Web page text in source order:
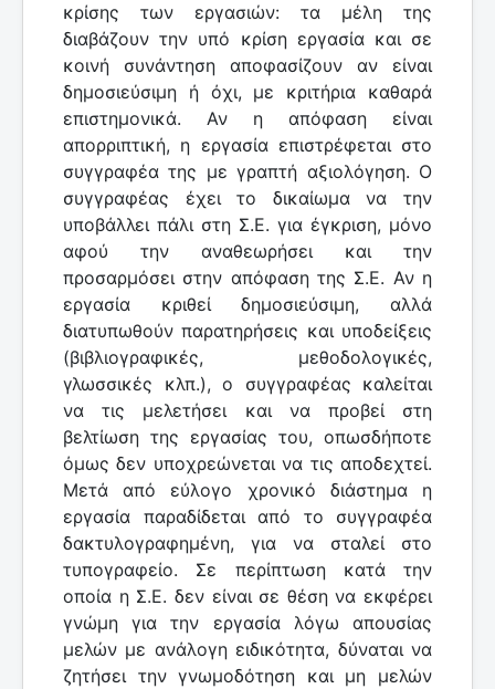
κρίσης των εργασιών: τα μέλη της
διαβάζουν την υπό κρίση εργασία και σε
κοινή συνάντηση αποφασίζουν αν είναι
δημοσιεύσιμη ή όχι, με κριτήρια καθαρά
επιστημονικά. Αν η απόφαση είναι
απορριπτική, η εργασία επιστρέφεται στο
συγγραφέα της με γραπτή αξιολόγηση. Ο
συγγραφέας έχει το δικαίωμα να την
υποβάλλει πάλι στη Σ.Ε. για έγκριση, μόνο
αφού την αναθεωρήσει και την
προσαρμόσει στην απόφαση της Σ.Ε. Αν η
εργασία κριθεί δημοσιεύσιμη, αλλά
διατυπωθούν παρατηρήσεις και υποδείξεις
(βιβλιογραφικές, μεθοδολογικές,
γλωσσικές κλπ.), ο συγγραφέας καλείται
να τις μελετήσει και να προβεί στη
βελτίωση της εργασίας του, οπωσδήποτε
όμως δεν υποχρεώνεται να τις αποδεχτεί.
Μετά από εύλογο χρονικό διάστημα η
εργασία παραδίδεται από το συγγραφέα
δακτυλογραφημένη, για να σταλεί στο
τυπογραφείο. Σε περίπτωση κατά την
οποία η Σ.Ε. δεν είναι σε θέση να εκφέρει
γνώμη για την εργασία λόγω απουσίας
μελών με ανάλογη ειδικότητα, δύναται να
ζητήσει την γνωμοδότηση και μη μελών